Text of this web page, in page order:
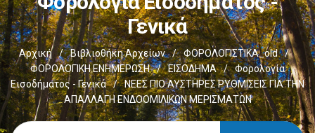
Γενικά
Αρχική / Βιβλιοθήκη Αρχείων / ΦΟΡΟΛΟΓΙΣΤΙΚΑ_old
/
ΦΟΡΟΛΟΓΙΚΗ ΕΝΗΜΕΡΩΣΗ
/ ΕΙΣΟΔΗΜΑ /
Φορολογία
Εισοδήματος - Γενικά
/
ΝΕΕΣ ΠΙΟ ΑΥΣΤΗΡΕΣ ΡΥΘΜΙΣΕΙΣ ΓΙΑ ΤΗΝ
ΑΠΑΛΛΑΓΗ ΕΝΔΟΟΜΙΛΙΚΩΝ ΜΕΡΙΣΜΑΤΩΝ